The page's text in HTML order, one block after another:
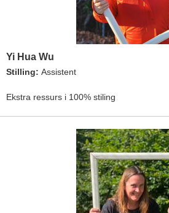
Yi Hua Wu
Stilling: Assistent
Ekstra ressurs i 100% stiling